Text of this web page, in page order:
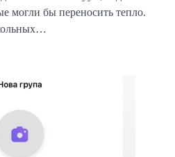
могли бы переносить тепло.